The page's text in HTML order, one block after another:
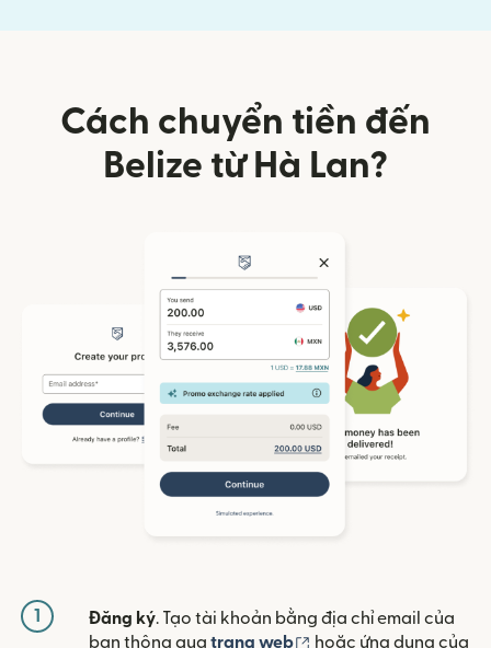
Cách chuyển tiền đến
Belize từ Hà Lan?
1 Đăng ký. Tạo tài khoản bằng địa chỉ email của
bạn thông qua trang web (mở trong cửa sổ mới)
hoặc ứng dụng của